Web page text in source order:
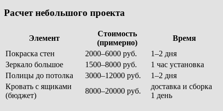
Расчет небольшого проекта
Элемент
Стоимость
(примерно)
Время
Покраска стен
2000–6000 руб.
1–2 дня
Зеркало большое
1500–8000 руб.
1 час установка
Полицы до потолка
3000–12000 руб.
1–2 дня
Кровать с ящиками
(бюджет)
8000–20000 руб.
доставка и сборка
1 день